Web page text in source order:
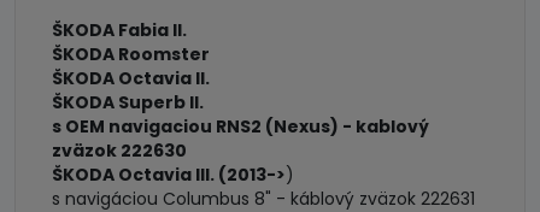
ŠKODA Fabia II.
ŠKODA Roomster
ŠKODA Octavia II.
ŠKODA Superb II.
s OEM navigaciou RNS2 (Nexus) - kablový
zväzok 222630
ŠKODA Octavia III. (2013->)
s navigáciou Columbus 8" - káblový zväzok 222631